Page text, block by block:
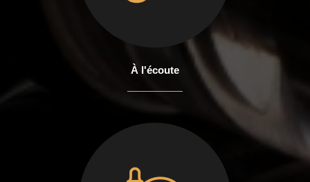
À l'écoute